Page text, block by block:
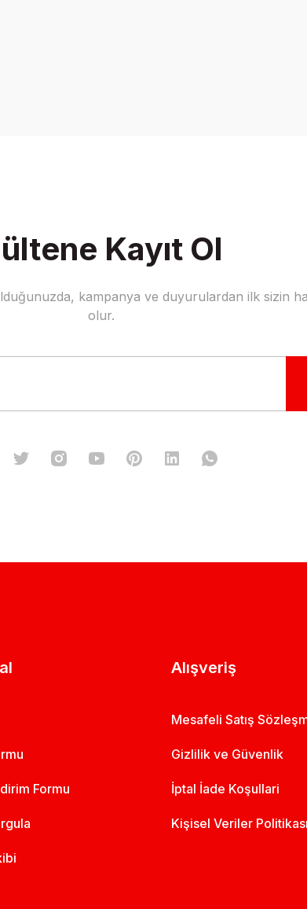
Kayıt Ol
kampanya ve duyurulardan ilk sizin
olur.
Formu
Alışveriş
Mesafeli Satış
Gizlilik ve Güvenlik
İptal İade Koşullari
Kişisel Veriler Politikası